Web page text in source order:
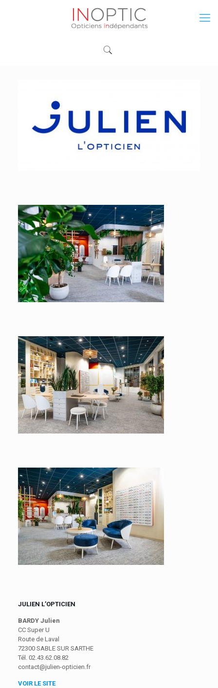
JULIEN L’OPTICIEN
BARDY Julien
CC Super U
Route de Laval
72300 SABLE SUR SARTHE
Tél. 02.43.62.08.82
contact@julien-opticien.fr
VOIR LE SITE